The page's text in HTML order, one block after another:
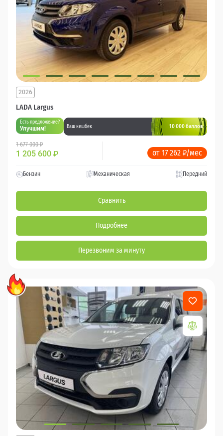
LADA Largus
2026
Есть предложение?
Улучшим! Ваш кешбек 10 000 баллов
1 677 000 ₽
1 205 600 ₽ от 17 262 ₽/мес
Бензин Механическая Передний
Сравнить
Подробнее
Перезвоним за минуту